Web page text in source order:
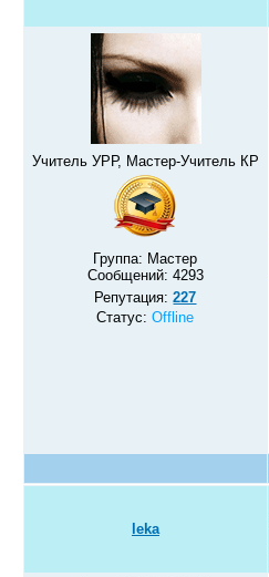
Учитель УРР, Мастер-Учитель КР
Группа: Мастер
Сообщений: 4293
Репутация:227
Статус:Offline
leka